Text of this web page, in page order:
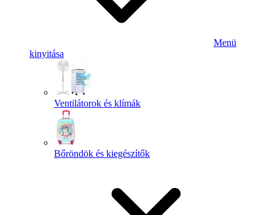
Menü
kinyitása
Ventilátorok és klímák
Bőröndök és kiegészítők